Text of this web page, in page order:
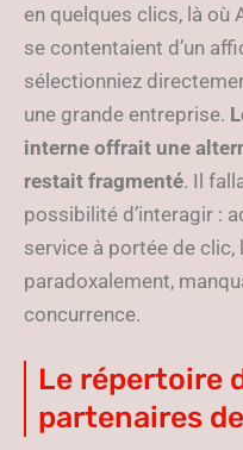
en quelques clics, là où
se contentaient d’un
sélectionniez
une grande entreprise.
interne offrait une
restait fragmenté. Il
possibilité d’interagir :
service à portée de clic,
paradoxalement,
concurrence.
Le répertoire
partenaires